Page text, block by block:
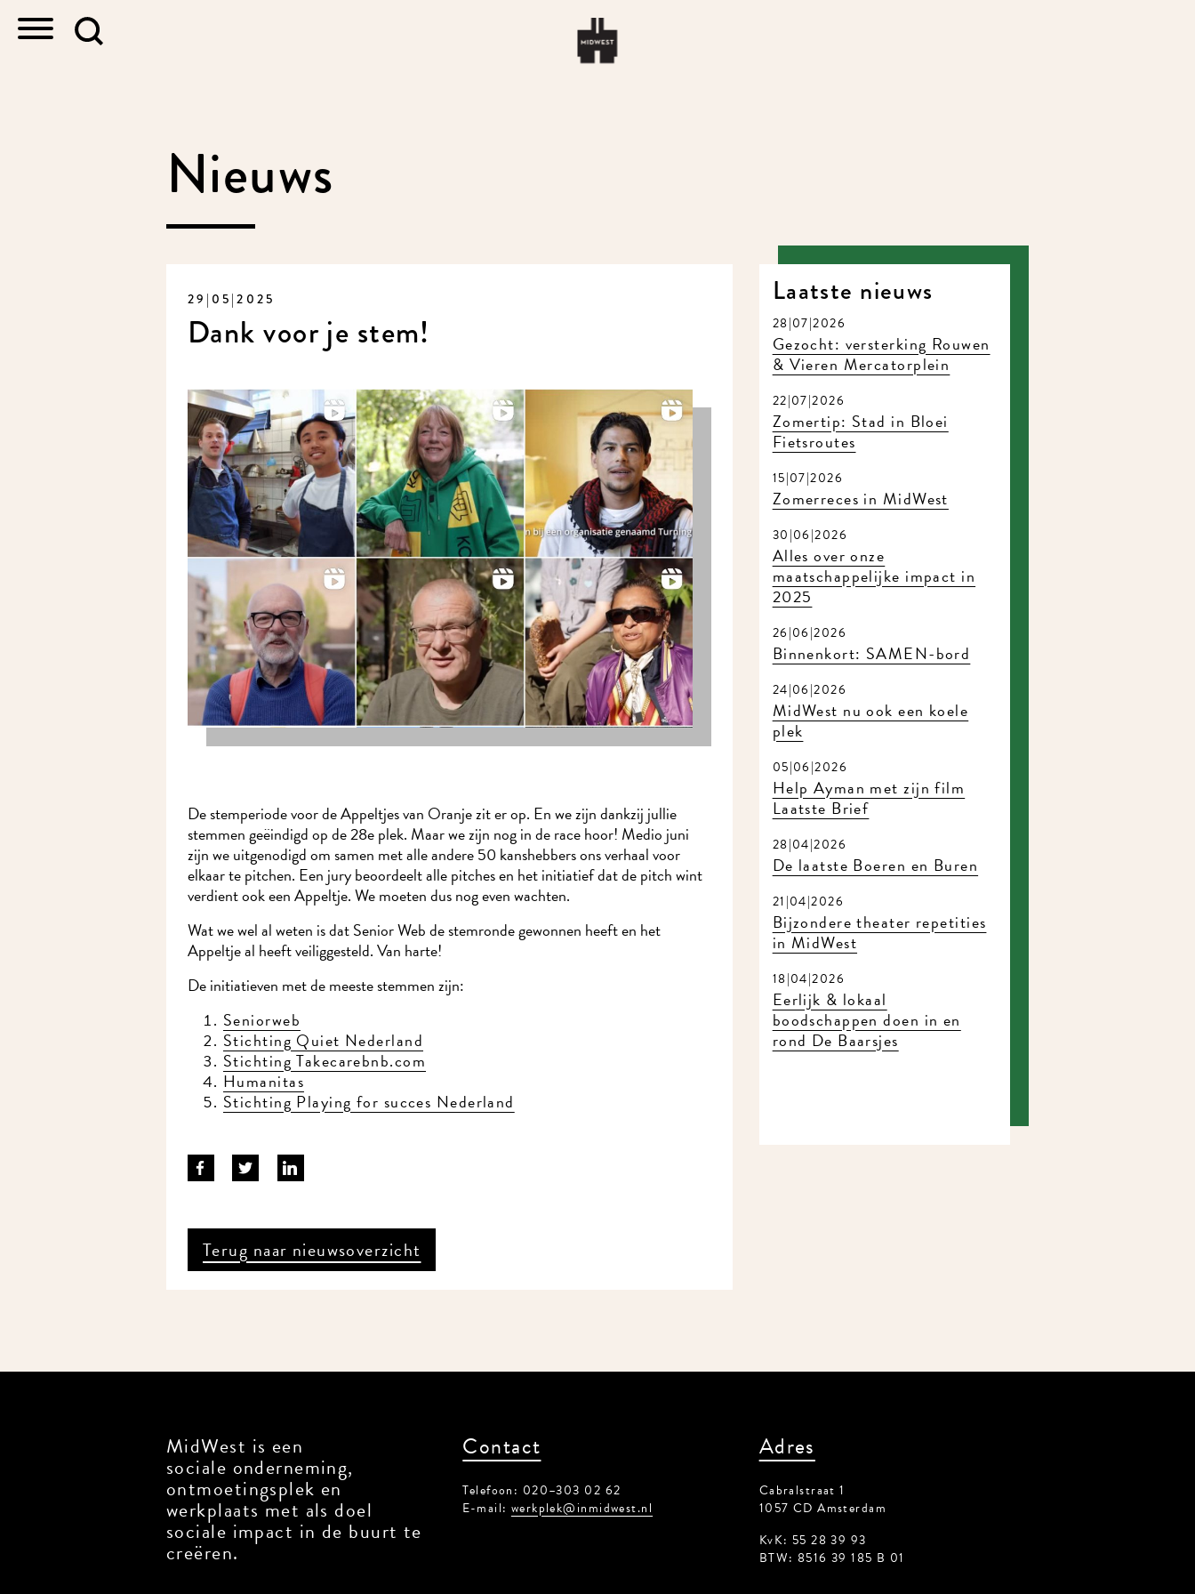
Nieuws
29|05|2025
Dank voor je stem!
De stemperiode voor de Appeltjes van Oranje zit er op. En we zijn dankzij jullie
stemmen geëindigd op de 28e plek. Maar we zijn nog in de race hoor! Medio juni
zijn we uitgenodigd om samen met alle andere 50 kanshebbers ons verhaal voor
elkaar te pitchen. Een jury beoordeelt alle pitches en het initiatief dat de pitch wint
verdient ook een Appeltje. We moeten dus nog even wachten.
Wat we wel al weten is dat Senior Web de stemronde gewonnen heeft en het
Appeltje al heeft veiliggesteld. Van harte!
De initiatieven met de meeste stemmen zijn:
Seniorweb
Stichting Quiet Nederland
Stichting Takecarebnb.com
Humanitas
Stichting Playing for succes Nederland
Terug naar nieuwsoverzicht
Laatste nieuws
28|07|2026
Gezocht: versterking Rouwen
& Vieren Mercatorplein
22|07|2026
Zomertip: Stad in Bloei
Fietsroutes
15|07|2026
Zomerreces in MidWest
30|06|2026
Alles over onze
maatschappelijke impact in
2025
26|06|2026
Binnenkort: SAMEN-bord
24|06|2026
MidWest nu ook een koele
plek
05|06|2026
Help Ayman met zijn film
Laatste Brief
28|04|2026
De laatste Boeren en Buren
21|04|2026
Bijzondere theater repetities
in MidWest
18|04|2026
Eerlijk & lokaal
boodschappen doen in en
rond De Baarsjes
MidWest is een
sociale onderneming,
ontmoetingsplek en
werkplaats met als doel
sociale impact in de buurt te
creëren.
Contact
Telefoon: 020–303 02 62
E-mail: werkplek@inmidwest.nl
Adres
Cabralstraat 1
1057 CD Amsterdam
KvK: 55 28 39 93
BTW: 8516 39 185 B 01